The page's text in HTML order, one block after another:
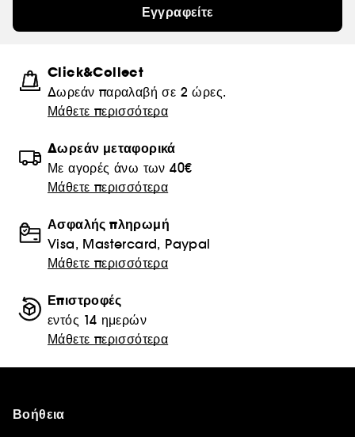
Εγγραφείτε
Click&Collect
Δωρεάν παραλαβή σε 2 ώρες.
Μάθετε περισσότερα
Δωρεάν μεταφορικά
Με αγορές άνω των 40€
Μάθετε περισσότερα
Ασφαλής πληρωμή
Visa, Mastercard, Paypal
Μάθετε περισσότερα
Επιστροφές
εντός 14 ημερών
Μάθετε περισσότερα
Βοήθεια